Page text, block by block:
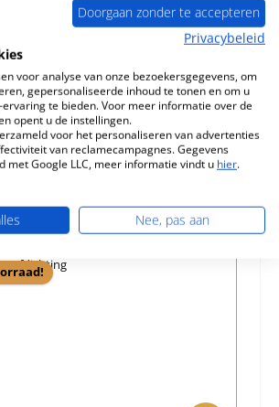
slot Kerngegevens: Deurslot
productveiligheid
Doorgaan zonder te accepteren
Privacybeleid
voor analyse van onze bezoekersgegevens, om
gepersonaliseerde inhoud te tonen en om u
te bieden. Voor meer informatie over de
opent u de instellingen.
voor het personaliseren van advertenties
van reclamecampagnes. Gegevens
met Google LLC, meer informatie vindt u hier.
Nee, pas aan